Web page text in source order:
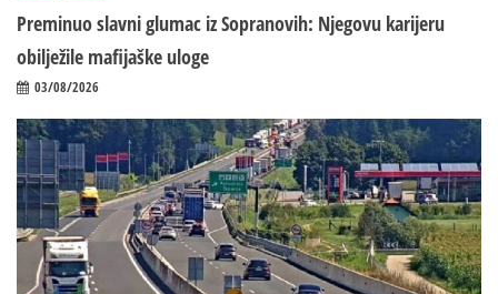
Preminuo slavni glumac iz Sopranovih: Njegovu karijeru
obilježile mafijaške uloge
03/08/2026